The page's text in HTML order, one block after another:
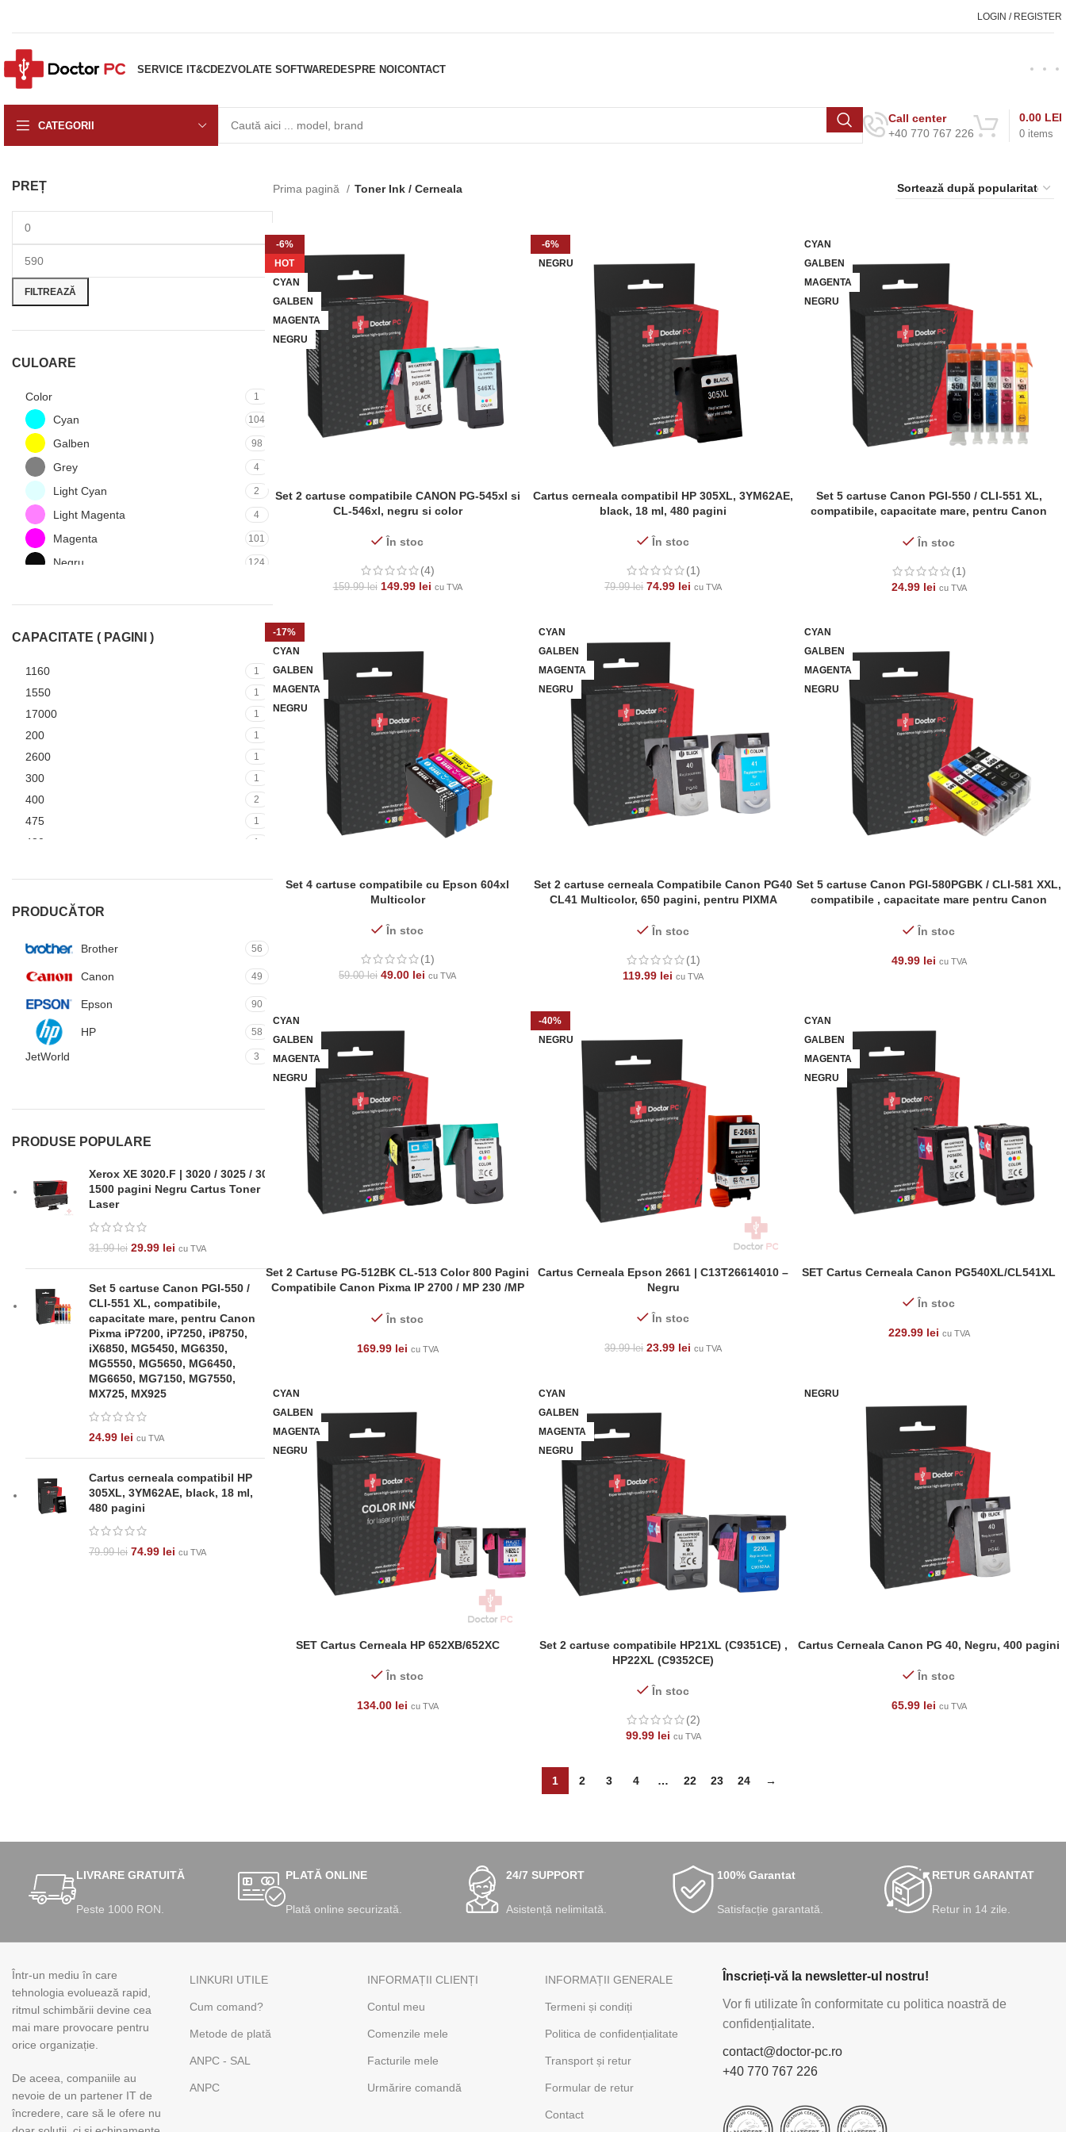
LOGIN / REGISTER
SERVICE IT&CDEZVOLATE SOFTWAREDESPRE NOICONTACT
CATEGORII
Call center
+40 770 767 226
0 items
0.00 LEI
PREȚ
FILTREAZĂ
CULOARE
Color 1
Cyan 104
Galben 98
Grey 4
Light Cyan 2
Light Magenta 4
Magenta 101
Negru 124
CAPACITATE ( PAGINI )
1160 1
1550 1
17000 1
200 1
2600 1
300 1
400 2
475 1
480 1
650
8300 1
PRODUCĂTOR
Brother 56
Canon 49
Epson 90
HP 58
JetWorld 3
PRODUSE POPULARE
Xerox XE 3020.F | 3020 / 3025 / 30
1500 pagini Negru Cartus Toner
Laser
31.99lei 29.99 lei cu TVA
Set 5 cartuse Canon PGI-550 /
CLI-551 XL, compatibile,
capacitate mare, pentru Canon
Pixma iP7200, iP7250, iP8750,
iX6850, MG5450, MG6350,
MG5550, MG5650, MG6450,
MG6650, MG7150, MG7550,
MX725, MX925
24.99 lei cu TVA
Cartus cerneala compatibil HP
305XL, 3YM62AE, black, 18 ml,
480 pagini
79.99lei 74.99 lei cu TVA
Prima pagină Toner Ink / Cerneala
-6%
HOT
CYAN
GALBEN
MAGENTA
NEGRU
ADAUGĂ ÎN COȘ
Set 2 cartuse compatibile CANON PG-545xl si
CL-546xl, negru si color
În stoc
(4)
159.99lei 149.99 lei cu TVA
-6%
NEGRU
ADAUGĂ ÎN COȘ
Cartus cerneala compatibil HP 305XL, 3YM62AE,
black, 18 ml, 480 pagini
În stoc
(1)
79.99lei 74.99 lei cu TVA
CYAN
GALBEN
MAGENTA
NEGRU
ADAUGĂ ÎN COȘ
Set 5 cartuse Canon PGI-550 / CLI-551 XL,
compatibile, capacitate mare, pentru Canon
MG6350, MG5550, MG5650, MG6450, MG6650,
În stoc
(1)
24.99 lei cu TVA
-17%
CYAN
GALBEN
MAGENTA
NEGRU
ADAUGĂ ÎN COȘ
Set 4 cartuse compatibile cu Epson 604xl
Multicolor
În stoc
(1)
59.00lei 49.00 lei cu TVA
CYAN
GALBEN
MAGENTA
NEGRU
ADAUGĂ ÎN COȘ
Set 2 cartuse cerneala Compatibile Canon PG40
CL41 Multicolor, 650 pagini, pentru PIXMA
MP150, MP160, MP170, MP180, MP450, MP460
În stoc
(1)
119.99 lei cu TVA
CYAN
GALBEN
MAGENTA
NEGRU
ADAUGĂ ÎN COȘ
Set 5 cartuse Canon PGI-580PGBK / CLI-581 XXL,
compatibile , capacitate mare pentru Canon
TS6250 TS8150 TS8251
În stoc
49.99 lei cu TVA
CYAN
GALBEN
MAGENTA
NEGRU
ADAUGĂ ÎN COȘ
Set 2 Cartuse PG-512BK CL-513 Color 800 Pagini
Compatibile Canon Pixma IP 2700 / MP 230 /MP
MP 480 / MP 490 /MP 495 / MP 499 / MX 320 / MX
252
În stoc
169.99 lei cu TVA
-40%
NEGRU
ADAUGĂ ÎN COȘ
Cartus Cerneala Epson 2661 | C13T26614010 –
Negru
În stoc
39.99lei 23.99 lei cu TVA
CYAN
GALBEN
MAGENTA
NEGRU
ADAUGĂ ÎN COȘ
SET Cartus Cerneala Canon PG540XL/CL541XL
În stoc
229.99 lei cu TVA
CYAN
GALBEN
MAGENTA
NEGRU
ADAUGĂ ÎN COȘ
SET Cartus Cerneala HP 652XB/652XC
În stoc
134.00 lei cu TVA
CYAN
GALBEN
MAGENTA
NEGRU
ADAUGĂ ÎN COȘ
Set 2 cartuse compatibile HP21XL (C9351CE) ,
HP22XL (C9352CE)
În stoc
(2)
99.99 lei cu TVA
NEGRU
ADAUGĂ ÎN COȘ
Cartus Cerneala Canon PG 40, Negru, 400 pagini
În stoc
65.99 lei cu TVA
1 2 3 4 … 22 23 24 →
LIVRARE GRATUITĂ
Peste 1000 RON.
PLATĂ ONLINE
Plată online securizată.
24/7 SUPPORT
Asistență nelimitată.
100% Garantat
Satisfacție garantată.
RETUR GARANTAT
Retur in 14 zile.
Într-un mediu în care
tehnologia evoluează rapid,
ritmul schimbării devine cea
mai mare provocare pentru
orice organizație.
De aceea, companiile au
nevoie de un partener IT de
încredere, care să le ofere nu
LINKURI UTILE
Cum comand?
Metode de plată
ANPC - SAL
ANPC
INFORMAȚII CLIENȚI
Contul meu
Comenzile mele
Facturile mele
Urmărire comandă
INFORMAȚII GENERALE
Termeni și condiți
Politica de confidențialitate
Transport și retur
Formular de retur
Contact
Înscrieți-vă la newsletter-ul nostru!
Vor fi utilizate în conformitate cu politica noastră de
confidențialitate.
contact@doctor-pc.ro
+40 770 767 226